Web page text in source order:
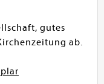
gutes
ab.